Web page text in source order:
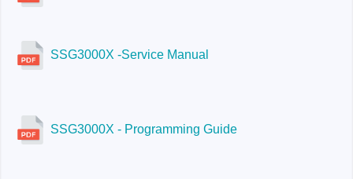
SSG3000X -Service Manual
SSG3000X - Programming Guide